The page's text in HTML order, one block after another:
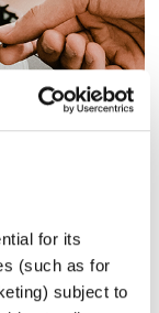
for its
(such as for
subject to
הדיבור של אליוט
23.09.19
01:57:26